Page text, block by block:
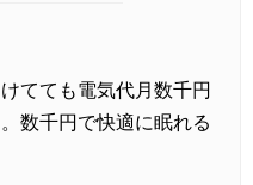
てても電気代月数千円
数千円で快適に眠れる